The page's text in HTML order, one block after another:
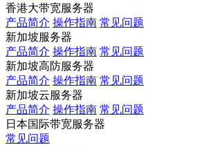
香港大带宽服务器
产品简介 操作指南 常见问题
新加坡服务器
产品简介 操作指南 常见问题
新加坡高防服务器
产品简介 操作指南 常见问题
新加坡云服务器
产品简介 操作指南 常见问题
日本国际带宽服务器
常见问题